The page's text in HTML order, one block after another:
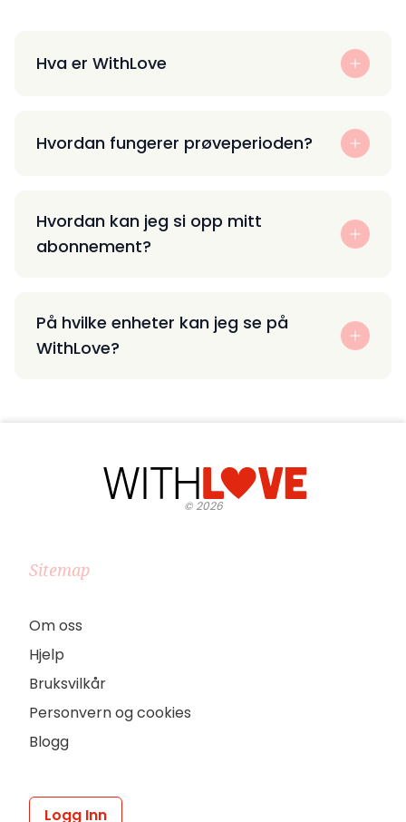
Hva er WithLove
Hvordan fungerer prøveperioden?
Hvordan kan jeg si opp mitt
abonnement?
På hvilke enheter kan jeg se på
WithLove?
©2026
Sitemap
Om oss
Hjelp
Bruksvilkår
Personvern og cookies
Blogg
Logg Inn